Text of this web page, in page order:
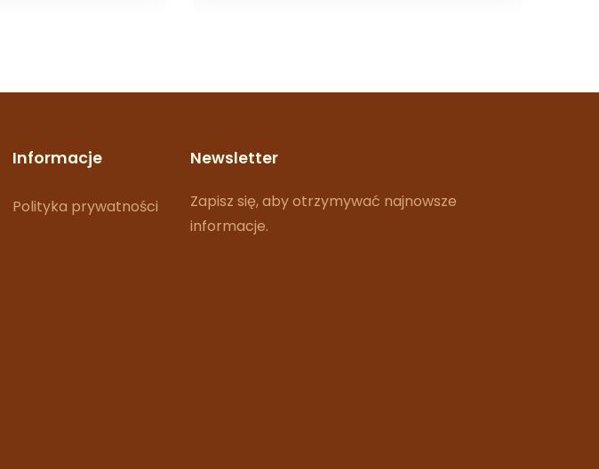
Informacje
Polityka prywatności
Newsletter
Zapisz się, aby otrzymywać najnowsze
informacje.